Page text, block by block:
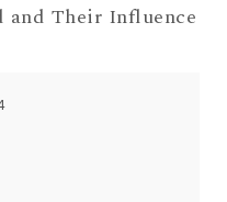
and Their Influence